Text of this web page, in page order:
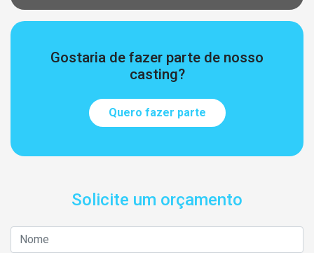
Gostaria de fazer parte de nosso
casting?
Quero fazer parte
Solicite um orçamento